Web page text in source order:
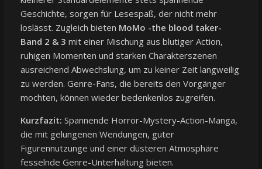
Geschichte, sorgen für Lesespaß, der nicht mehr
loslässt. Zugleich bieten MoMo -the blood taker-
Band 2 & 3 mit einer Mischung aus blutiger Action,
ruhigen Momenten und starken Charakterszenen
ausreichend Abwechslung, um zu keiner Zeit langweilig
zu werden. Genre-Fans, die bereits den Vorgänger
mochten, können wieder bedenkenlos zugreifen.
Kurzfazit: Spannende Horror-Mystery-Action-Manga,
die mit gelungenen Wendungen, guter
Figurennutzunge und einer düsteren Atmosphäre
fesselnde Genre-Unterhaltung bieten.